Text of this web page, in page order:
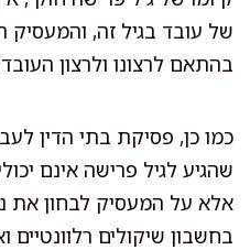
של עובד בגיל זה,
בהתאם לרצונו ולרצון
כמו כן, פסיקת בתי הדין
שהגיע לגיל פרישה אינם
אלא על המעסיק לבחון את
בחשבון שיקולים